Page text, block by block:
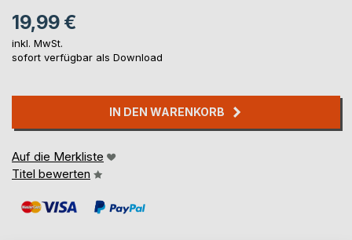
19,99 €
inkl. MwSt.
sofort verfügbar als Download
IN DEN WARENKORB
Auf die Merkliste
Titel bewerten